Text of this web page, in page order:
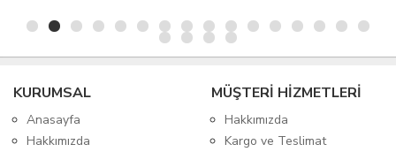
KURUMSAL
Anasayfa
Hakkımızda
MÜŞTERİ HİZMETLERİ
Hakkımızda
Kargo ve Teslimat